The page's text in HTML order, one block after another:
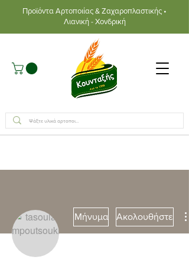
Προϊόντα Αρτοποιίας & Ζαχαροπλαστικής •
Λιανική - Χονδρική
Μήνυμα Ακολουθήστε